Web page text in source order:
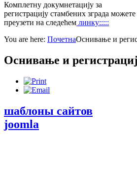
Комплетну докумнетацију за
регистрацију стамбених зграда можете
преузети на следећем линку:::::
You are here: ПочетнаОснивање и
Оснивање и
шаблоны сайтов
joomla